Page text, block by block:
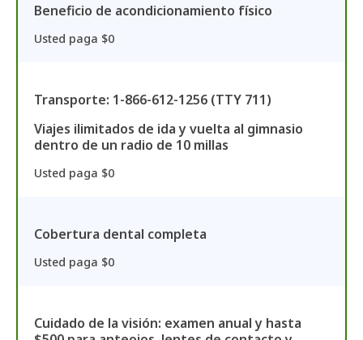
Beneficio de acondicionamiento físico
Usted paga $0
Transporte: 1-866-612-1256 (TTY 711)
Viajes ilimitados de ida y vuelta al gimnasio
dentro de un radio de 10 millas
Usted paga $0
Cobertura dental completa
Usted paga $0
Cuidado de la visión: examen anual y hasta